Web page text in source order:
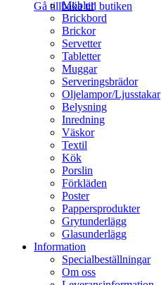
Gå tillbaka till butiken
Möbler
Brickbord
Brickor
Servetter
Tabletter
Muggar
Serveringsbrädor
Oljelampor/Ljusstakar
Belysning
Inredning
Väskor
Textil
Kök
Porslin
Förkläden
Poster
Pappersprodukter
Grytunderlägg
Glasunderlägg
Information
Specialbeställningar
Om oss